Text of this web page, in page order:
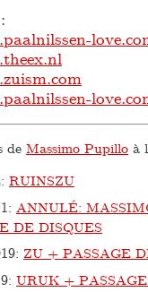
de Massimo Pupillo à
: RUINSZU
: ANNULÉ:
DE DISQUES
: ZU + PASSAGE
: URUK +